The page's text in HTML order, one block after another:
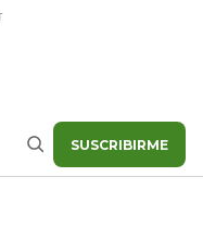
Buscar SUSCRIBIRME